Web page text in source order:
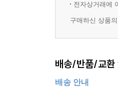
전자상거래에
구매하신 상품
배송/반품/교환
배송 안내